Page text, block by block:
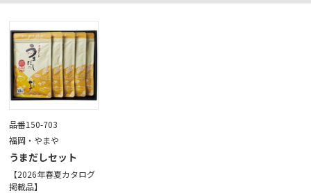
品番150-703
福岡・やまや
うまだしセット
【2026年春夏カタログ
掲載品】